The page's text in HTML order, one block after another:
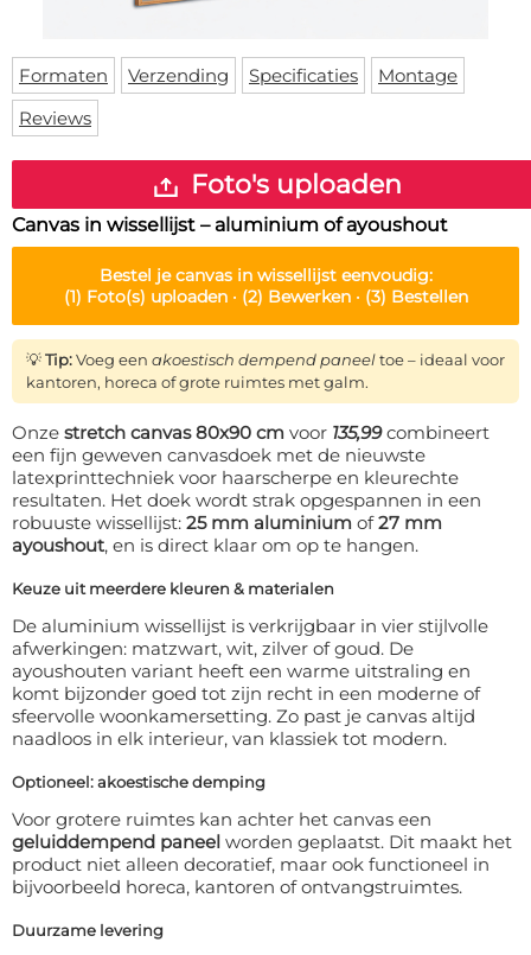
Skateboard deck
Levertijden
Inloggen
WhatsApp
Formaten Verzending Specificaties
Montage
Reviews
Foto's uploaden
Canvas in wissellijst – aluminium of ayoushout
Bestel jecanvas in wissellijsteenvoudig:
(1) Foto(s) uploaden · (2) Bewerken · (3) Bestellen
💡Tip:Voeg een akoestisch dempend paneeltoe – ideaal voor
kantoren, horeca of grote ruimtes met galm.
Onze stretch canvas 80x90 cm voor 135,99combineert
een fijn geweven canvasdoek met de nieuwste
latexprinttechniek voor haarscherpe en kleurechte
resultaten. Het doek wordt strak opgespannen in een
robuuste wissellijst: 25 mm aluminium of27 mm
ayoushout, en is direct klaar om op te hangen.
Keuze uit meerdere kleuren & materialen
De aluminium wissellijst is verkrijgbaar in vier stijlvolle
afwerkingen: matzwart, wit, zilver of goud. De
ayoushouten variant heeft een warme uitstraling en
komt bijzonder goed tot zijn recht in een moderne of
sfeervolle woonkamersetting. Zo past je canvas altijd
naadloos in elk interieur, van klassiek tot modern.
Optioneel: akoestische demping
Voor grotere ruimtes kan achter het canvas een
geluiddempend paneel worden geplaatst. Dit maakt het
product niet alleen decoratief, maar ook functioneel in
bijvoorbeeld horeca, kantoren of ontvangstruimtes.
Duurzame levering